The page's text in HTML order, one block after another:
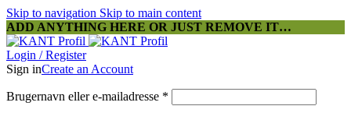
Skip to navigation Skip to main content
ADD ANYTHING HERE OR JUST REMOVE IT…
Login / Register
Sign inCreate an Account
Brugernavn eller e-mailadresse *